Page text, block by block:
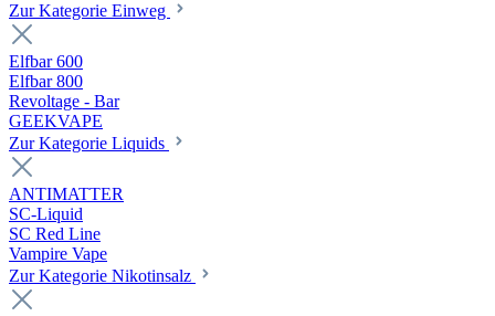
Zur Kategorie Einweg
Elfbar 600
Elfbar 800
Revoltage - Bar
GEEKVAPE
Zur Kategorie Liquids
ANTIMATTER
SC-Liquid
SC Red Line
Vampire Vape
Zur Kategorie Nikotinsalz